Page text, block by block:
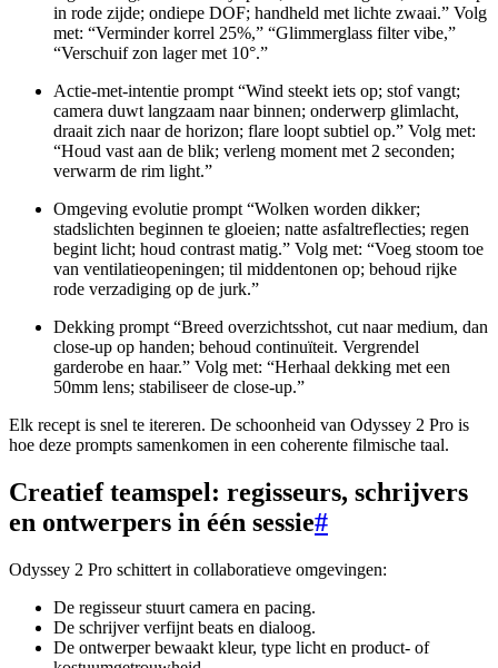
in rode zijde; ondiepe DOF; handheld met lichte zwaai.” Volg
met: “Verminder korrel 25%,” “Glimmerglass filter vibe,”
“Verschuif zon lager met 10°.”
Actie-met-intentie prompt “Wind steekt iets op; stof vangt;
camera duwt langzaam naar binnen; onderwerp glimlacht,
draait zich naar de horizon; flare loopt subtiel op.” Volg met:
“Houd vast aan de blik; verleng moment met 2 seconden;
verwarm de rim light.”
Omgeving evolutie prompt “Wolken worden dikker;
stadslichten beginnen te gloeien; natte asfaltreflecties; regen
begint licht; houd contrast matig.” Volg met: “Voeg stoom toe
van ventilatieopeningen; til middentonen op; behoud rijke
rode verzadiging op de jurk.”
Dekking prompt “Breed overzichtsshot, cut naar medium, dan
close-up op handen; behoud continuïteit. Vergrendel
garderobe en haar.” Volg met: “Herhaal dekking met een
50mm lens; stabiliseer de close-up.”
Elk recept is snel te itereren. De schoonheid van Odyssey 2 Pro is
hoe deze prompts samenkomen in een coherente filmische taal.
Creatief teamspel: regisseurs, schrijvers
en ontwerpers in één sessie#
Odyssey 2 Pro schittert in collaboratieve omgevingen:
De regisseur stuurt camera en pacing.
De schrijver verfijnt beats en dialoog.
De ontwerper bewaakt kleur, type licht en product- of